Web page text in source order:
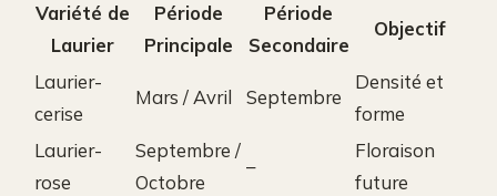
Variété de
Laurier
Période
Principale
Période
Secondaire
Objectif
Laurier-
cerise
Mars / Avril Septembre
Densité et
forme
Laurier-
rose
Septembre /
Octobre
–
Floraison
future